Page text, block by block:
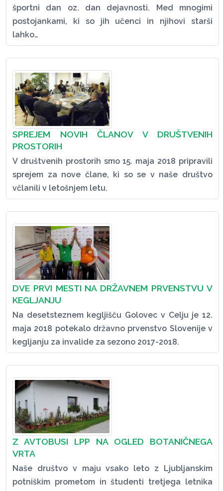
športni dan oz. dan dejavnosti. Med mnogimi
postojankami, ki so jih učenci in njihovi starši
lahko…
SPREJEM NOVIH ČLANOV V DRUŠTVENIH
PROSTORIH
V društvenih prostorih smo 15. maja 2018 pripravili
sprejem za nove člane, ki so se v naše društvo
včlanili v letošnjem letu.
DVE PRVI MESTI NA DRŽAVNEM PRVENSTVU V
KEGLJANJU
Na desetsteznem kegljišču Golovec v Celju je 12.
maja 2018 potekalo državno prvenstvo Slovenije v
kegljanju za invalide za sezono 2017-2018.
Z AVTOBUSI LPP NA OGLED BOTANIČNEGA
VRTA
Naše društvo v maju vsako leto z Ljubljanskim
potniškim prometom in študenti tretjega letnika